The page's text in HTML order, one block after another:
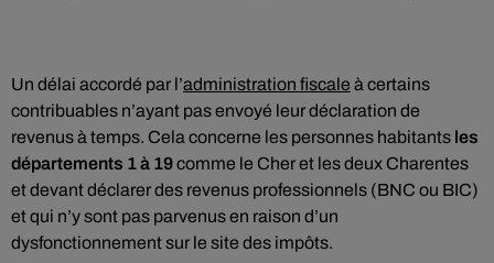
Un délai accordé par l’administration fiscale à certains
contribuables n’ayant pas envoyé leur déclaration de
revenus à temps. Cela concerne les personnes habitants les
départements 1 à 19comme le Cher et les deux Charentes
et devant déclarer des revenus professionnels (BNC ou BIC)
et qui n’y sont pas parvenus en raison d’un
dysfonctionnement sur le site des impôts.